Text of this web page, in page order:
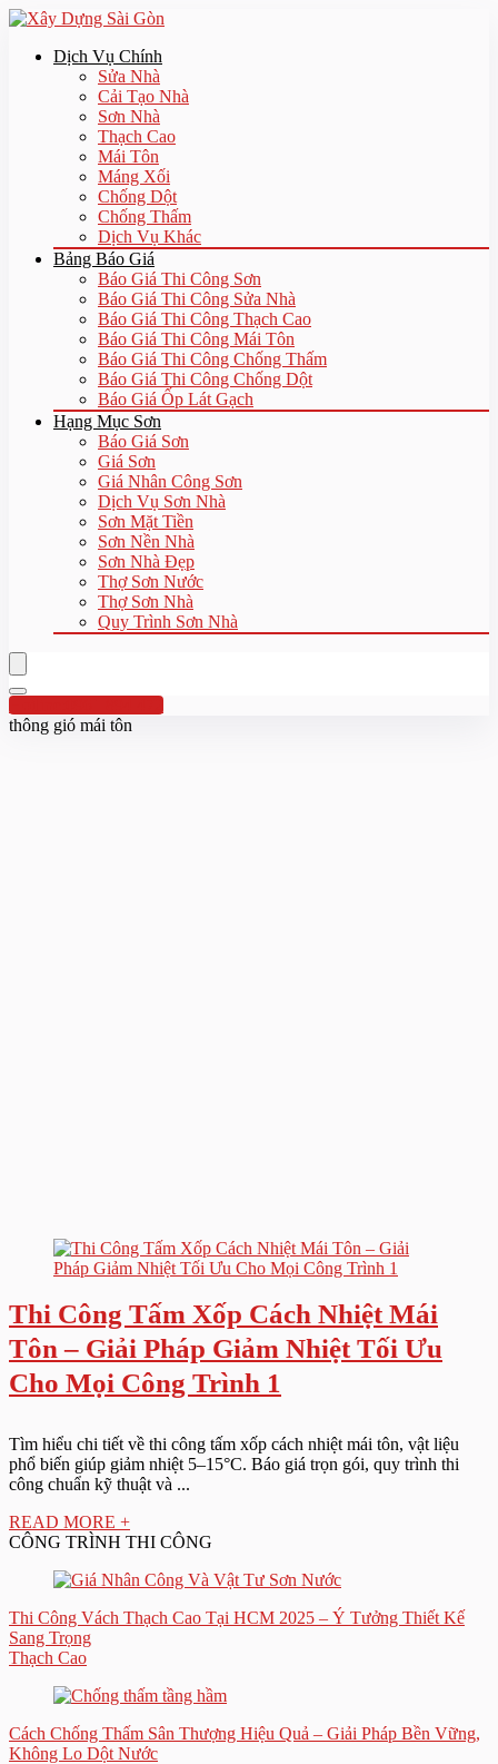
Dịch Vụ Chính
Sửa Nhà
Cải Tạo Nhà
Sơn Nhà
Thạch Cao
Mái Tôn
Máng Xối
Chống Dột
Chống Thấm
Dịch Vụ Khác
Bảng Báo Giá
Báo Giá Thi Công Sơn
Báo Giá Thi Công Sửa Nhà
Báo Giá Thi Công Thạch Cao
Báo Giá Thi Công Mái Tôn
Báo Giá Thi Công Chống Thấm
Báo Giá Thi Công Chống Dột
Báo Giá Ốp Lát Gạch
Hạng Mục Sơn
Báo Giá Sơn
Giá Sơn
Giá Nhân Công Sơn
Dịch Vụ Sơn Nhà
Sơn Mặt Tiền
Sơn Nền Nhà
Sơn Nhà Đẹp
Thợ Sơn Nước
Thợ Sơn Nhà
Quy Trình Sơn Nhà
Hotline:0961 894 472
thông gió mái tôn
Thi Công Tấm Xốp Cách Nhiệt Mái
Tôn – Giải Pháp Giảm Nhiệt Tối Ưu
Cho Mọi Công Trình 1
Tìm hiểu chi tiết về thi công tấm xốp cách nhiệt mái tôn, vật liệu
phổ biến giúp giảm nhiệt 5–15°C. Báo giá trọn gói, quy trình thi
công chuẩn kỹ thuật và ...
READ MORE +
CÔNG TRÌNH THI CÔNG
Thi Công Vách Thạch Cao Tại HCM 2025 – Ý Tưởng Thiết Kế
Sang Trọng
Thạch Cao
Cách Chống Thấm Sân Thượng Hiệu Quả – Giải Pháp Bền Vững,
Không Lo Dột Nước